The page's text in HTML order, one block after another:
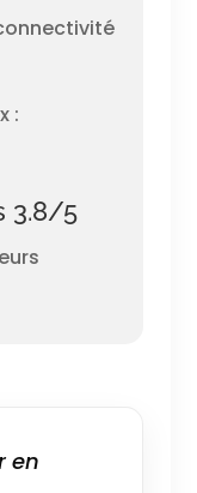
:
3.8/5
en